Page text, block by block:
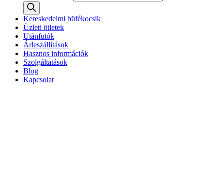
Kereskedelmi büfékocsik
Üzleti ötletek
Utánfutók
Árleszállítások
Hasznos információk
Szolgáltatások
Blog
Kapcsolat